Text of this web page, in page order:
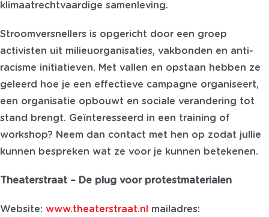
klimaatrechtvaardige samenleving.
Stroomversnellers is opgericht door een groep
activisten uit milieuorganisaties, vakbonden en anti-
racisme initiatieven. Met vallen en opstaan hebben ze
geleerd hoe je een effectieve campagne organiseert,
een organisatie opbouwt en sociale verandering tot
stand brengt. Geïnteresseerd in een training of
workshop? Neem dan contact met hen op zodat jullie
kunnen bespreken wat ze voor je kunnen betekenen.
Theaterstraat – De plug voor protestmaterialen
Website: www.theaterstraat.nl mailadres: